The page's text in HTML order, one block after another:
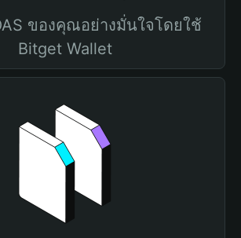
ของคุณอย่างมั่นใจโดยใช้
Bitget Wallet